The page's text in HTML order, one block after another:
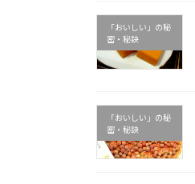
「おいしい」の秘
密・秘訣
「おいしい」の秘
密・秘訣